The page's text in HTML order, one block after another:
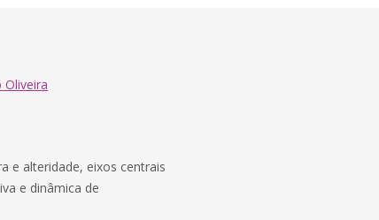
Oliveira
e alteridade, eixos centrais
e dinâmica de